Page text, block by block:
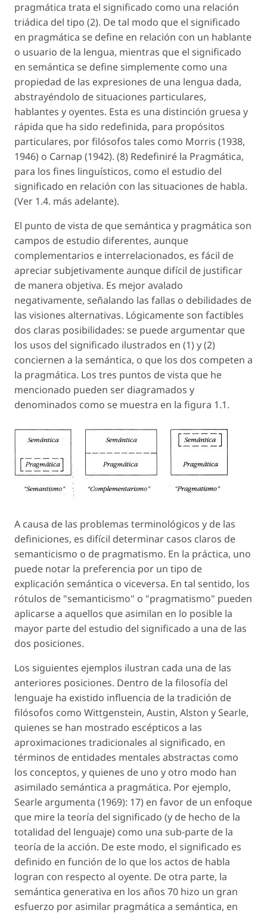
pragmática trata el significado como una relación
triádica del tipo (2). De tal modo que el significado
en pragmática se define en relación con un hablante
o usuario de la lengua, mientras que el significado
en semántica se define simplemente como una
propiedad de las expresiones de una lengua dada,
abstrayéndolo de situaciones particulares,
hablantes y oyentes. Esta es una distinción gruesa y
rápida que ha sido redefinida, para propósitos
particulares, por filósofos tales como Morris (1938,
1946) o Carnap (1942). (8) Redefiniré la Pragmática,
para los fines linguísticos, como el estudio del
significado en relación con las situaciones de habla.
(Ver 1.4. más adelante).
El punto de vista de que semántica y pragmática son
campos de estudio diferentes, aunque
complementarios e interrelacionados, es fácil de
apreciar subjetivamente aunque difícil de justificar
de manera objetiva. Es mejor avalado
negativamente, señalando las fallas o debilidades de
las visiones alternativas. Lógicamente son factibles
dos claras posibilidades: se puede argumentar que
los usos del significado ilustrados en (1) y (2)
conciernen a la semántica, o que los dos competen a
la pragmática. Los tres puntos de vista que he
mencionado pueden ser diagramados y
denominados como se muestra en la figura 1.1.
A causa de las problemas terminológicos y de las
definiciones, es difícil determinar casos claros de
semanticismo o de pragmatismo. En la práctica, uno
puede notar la preferencia por un tipo de
explicación semántica o viceversa. En tal sentido, los
rótulos de "semanticismo" o "pragmatismo" pueden
aplicarse a aquellos que asimilan en lo posible la
mayor parte del estudio del significado a una de las
dos posiciones.
Los siguientes ejemplos ilustran cada una de las
anteriores posiciones. Dentro de la filosofía del
lenguaje ha existido influencia de la tradición de
filósofos como Wittgenstein, Austin, Alston y Searle,
quienes se han mostrado escépticos a las
aproximaciones tradicionales al significado, en
términos de entidades mentales abstractas como
los conceptos, y quienes de uno y otro modo han
asimilado semántica a pragmática. Por ejemplo,
Searle argumenta (1969): 17) en favor de un enfoque
que mire la teoría del significado (y de hecho de la
totalidad del lenguaje) como una sub-parte de la
teoría de la acción. De este modo, el significado es
definido en función de lo que los actos de habla
logran con respecto al oyente. De otra parte, la
semántica generativa en los años 70 hizo un gran
esfuerzo por asimilar pragmática a semántica, en